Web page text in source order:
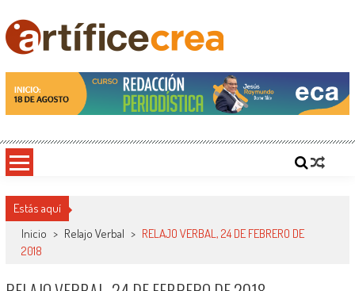
contenido
Artificecrea
Blog de Artífice Comunicadores, elaboramos contenidos periodísticos y editoriales en
diversos formatos, capacitamos en temas de comunicación y educación.
Estás aquí
Inicio > Relajo Verbal > RELAJO VERBAL, 24 DE FEBRERO DE
2018